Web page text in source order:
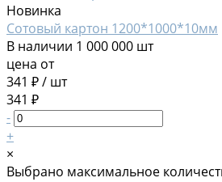
Новинка
Сотовый картон 1200*1000*10мм
В наличии 1 000 000 шт
цена от
341 ₽/ шт
341 ₽
-
+
×
Выбрано максимальное